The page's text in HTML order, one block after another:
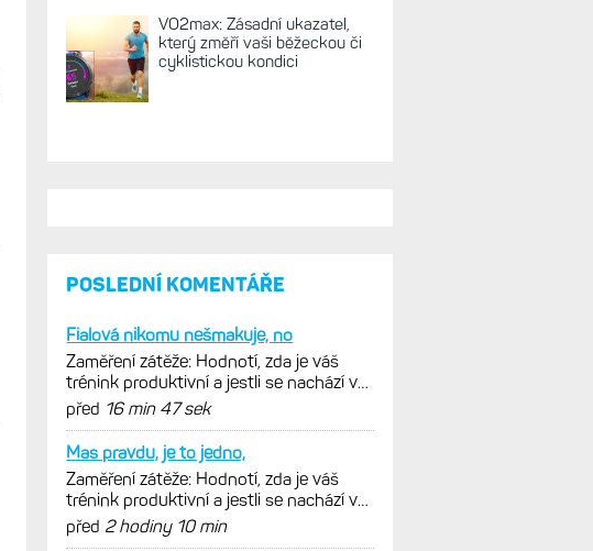
VO2max: Zásadní ukazatel,
který změří vaši běžeckou či
cyklistickou kondici
POSLEDNÍ KOMENTÁŘE
Fialová nikomu nešmakuje, no
Zaměření zátěže: Hodnotí, zda je váš
trénink produktivní a jestli se nachází v
optimálních oblastech
před 16 min 47 sek
Mas pravdu, je to jedno,
Zaměření zátěže: Hodnotí, zda je váš
trénink produktivní a jestli se nachází v
optimálních oblastech
před 2 hodiny 10 min